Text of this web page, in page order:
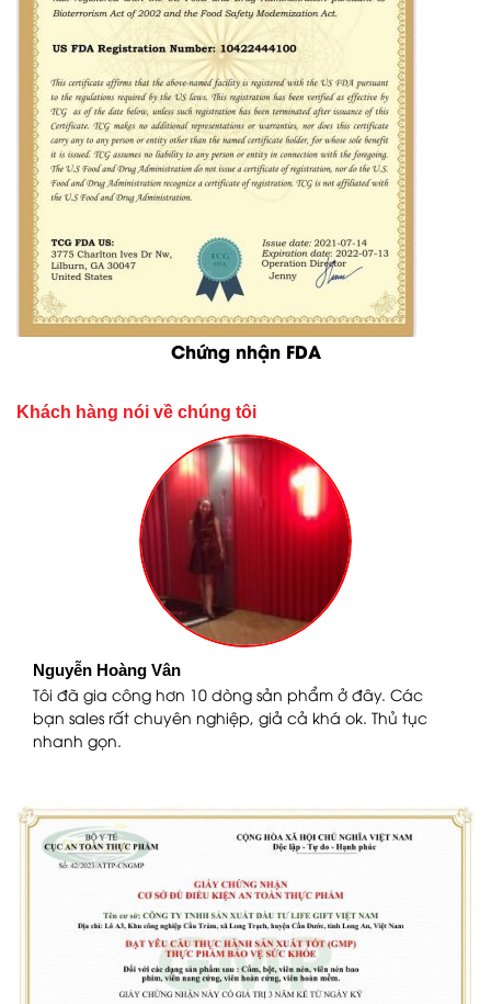
Chứng nhận FDA
Khách hàng nói về chúng tôi
Nguyễn Hoàng Vân
Tôi đã gia công hơn 10 dòng sản phẩm ở đây. Các
bạn sales rất chuyên nghiệp, giả cả khá ok. Thủ tục
nhanh gọn.